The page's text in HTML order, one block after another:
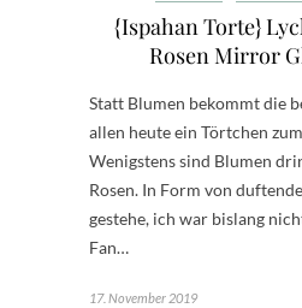
{Ispahan Torte}
Rosen Mirror
Statt Blumen bekommt die
allen heute ein Törtchen
Wenigstens sind Blumen
Rosen. In Form von
gestehe, ich war bislang
Fan…
17. November 2019